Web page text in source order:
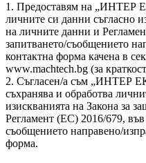
1. Предоставям на
личните си данни съгласно
на личните данни и
запитването/съобщението
контактна форма качена в
www.machtech.bg (за
2. Съгласен/а съм
съхранява и обработва
изискванията на Закона за
Регламент (ЕС) 2016/679, във
съобщението направено/
форма.